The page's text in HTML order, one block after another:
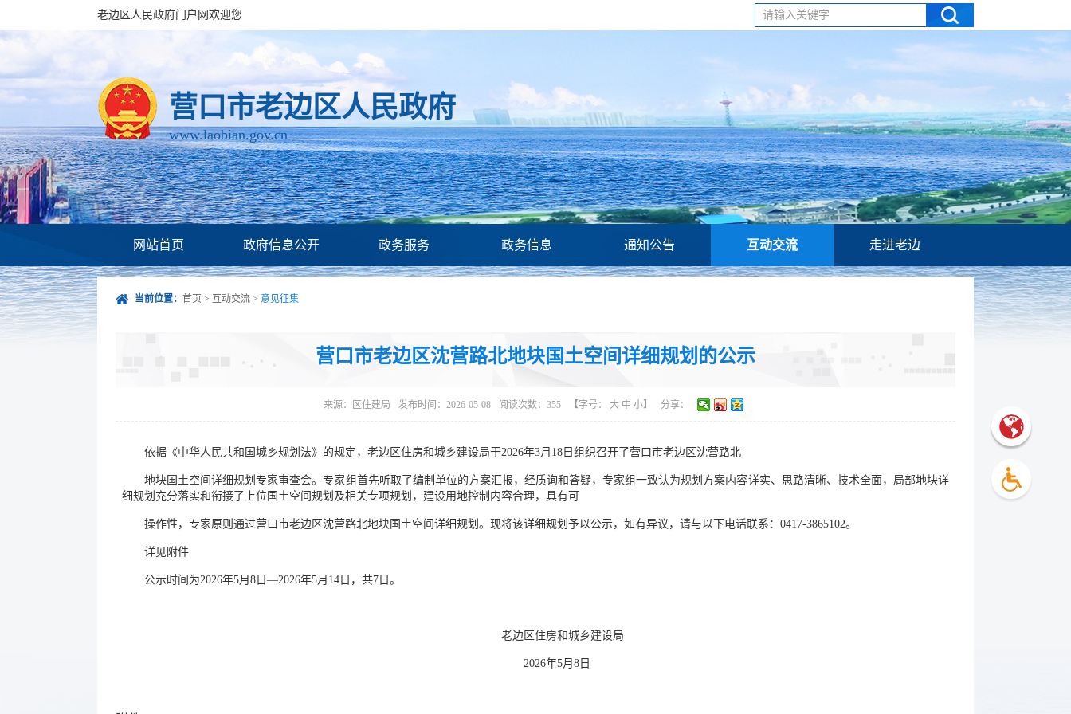
老边区人民政府门户网欢迎您 请输入关键字
营口市老边区人民政府
www.laobian.gov.cn
网站首页 政府信息公开 政务服务 政务信息 通知公告 互动交流 走进老边
当前位置： 首页 > 互动交流 > 意见征集
营口市老边区沈营路北地块国土空间详细规划的公示
来源： 区住建局 发布时间：2026-05-08 阅读次数： 355 【字号： 大 中 小】 分享：
依据《中华人民共和国城乡规划法》的规定，老边区住房和城乡建设局于2026年3月18日组织召开了营口市老边区沈营路北
地块国土空间详细规划专家审查会。专家组首先听取了编制单位的方案汇报，经质询和答疑，专家组一致认为规划方案内容详实、思路清晰、技术全面，局部地块详
细规划充分落实和衔接了上位国土空间规划及相关专项规划，建设用地控制内容合理，具有可
操作性，专家原则通过营口市老边区沈营路北地块国土空间详细规划。现将该详细规划予以公示，如有异议，请与以下电话联系：0417-3865102。
详见附件
公示时间为2026年5月8日—2026年5月14日，共7日。
老边区住房和城乡建设局
2026年5月8日